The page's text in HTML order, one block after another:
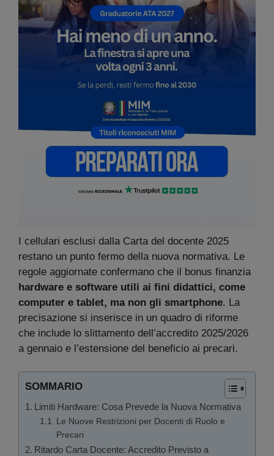
I cellulari esclusi dalla Carta del docente 2025
restano un punto fermo della nuova normativa. Le
regole aggiornate confermano che il bonus finanzia
hardware e software utili ai fini didattici, come
computer e tablet, ma non gli smartphone. La
precisazione si inserisce in un quadro di riforme
che include lo slittamento dell’accredito 2025/2026
a gennaio e l’estensione del beneficio ai precari.
SOMMARIO
Limiti Hardware: Cosa Prevede la Nuova Normativa
Le Nuove Restrizioni per Docenti di Ruolo e
Precari
Ritardo Carta Docente: Accredito Previsto a